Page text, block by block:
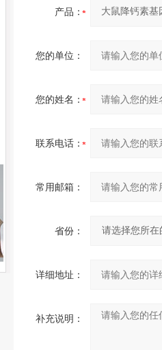
产品：
您的单位：
您的姓名：
联系电话：
常用邮箱：
省份：
详细地址：
补充说明：